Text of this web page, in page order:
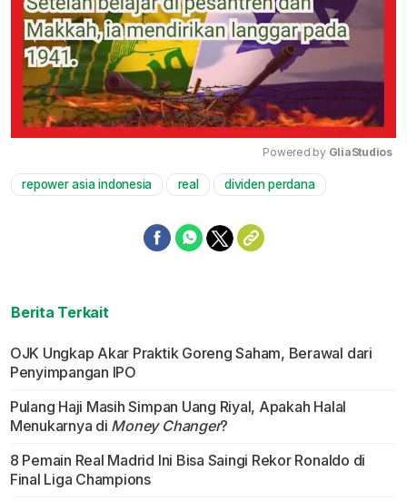
Powered by GliaStudios
repower asia indonesia real dividen perdana
Berita Terkait
OJK Ungkap Akar Praktik Goreng Saham, Berawal dari
Penyimpangan IPO
Pulang Haji Masih Simpan Uang Riyal, Apakah Halal
Menukarnya di Money Changer?
8 Pemain Real Madrid Ini Bisa Saingi Rekor Ronaldo di
Final Liga Champions